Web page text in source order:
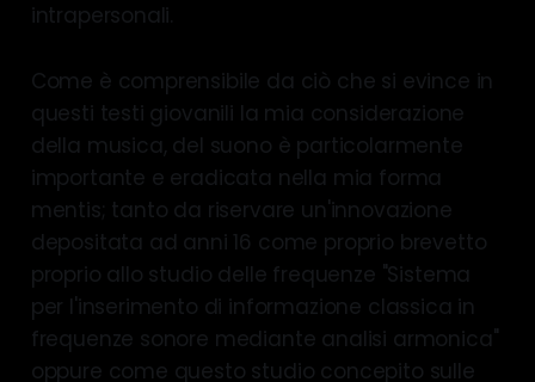
intrapersonali.
Come è comprensibile da ciò che si evince in
questi testi giovanili la mia considerazione
della musica, del suono è particolarmente
importante e eradicata nella mia forma
mentis; tanto da riservare un'innovazione
depositata ad anni 16 come proprio brevetto
proprio allo studio delle frequenze "Sistema
per l'inserimento di informazione classica in
frequenze sonore mediante analisi armonica"
oppure come questo studio concepito sulle